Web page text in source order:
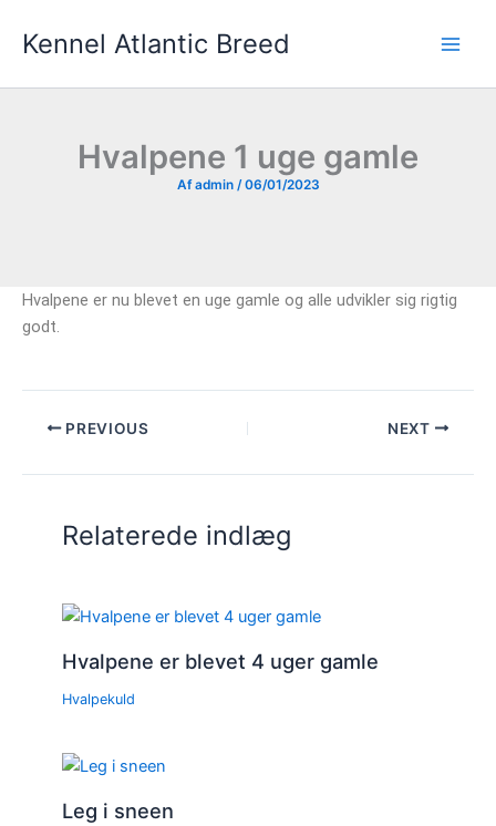
Kennel Atlantic Breed
Hvalpene 1 uge gamle
Afadmin /06/01/2023
Hvalpene er nu blevet en uge gamle og alle udvikler sig rigtig
godt.
PREVIOUS NEXT
Relaterede indlæg
Hvalpene er blevet 4 uger gamle
Hvalpekuld
Leg i sneen